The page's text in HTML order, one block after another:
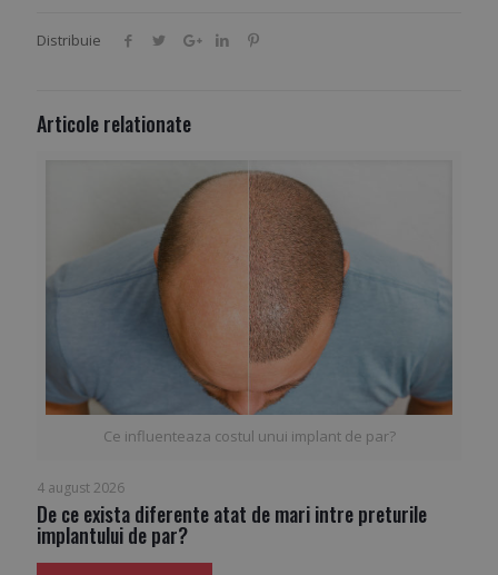
Distribuie
Articole relationate
Ce influenteaza costul unui implant de par?
4 august 2026
De ce exista diferente atat de mari intre preturile
implantului de par?